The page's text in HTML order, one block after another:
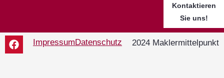
Kontaktieren
Sie uns!
ImpressumDatenschutz 2024 Maklermittelpunkt